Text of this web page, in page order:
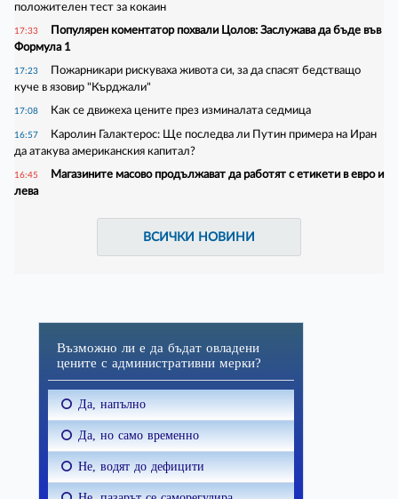
положителен тест за кокаин
17:33
Популярен коментатор похвали Цолов: Заслужава да бъде във
Формула 1
17:23
Пожарникари рискуваха живота си, за да спасят бедстващо
куче в язовир "Кърджали"
17:08 Как се движеха цените през изминалата седмица
16:57
Каролин Галактерос: Ще последва ли Путин примера на Иран
да атакува американския капитал?
16:45
Магазините масово продължават да работят с етикети в евро и
лева
ВСИЧКИ НОВИНИ